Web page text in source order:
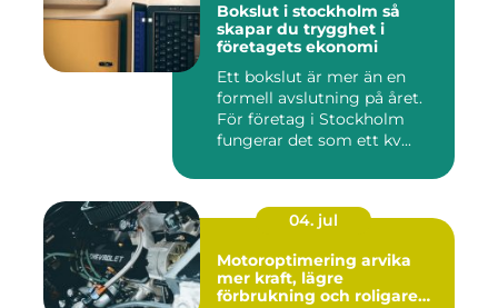
Bokslut i stockholm så
skapar du trygghet i
företagets ekonomi
Ett bokslut är mer än en
formell avslutning på året.
För företag i Stockholm
fungerar det som ett kv...
04. jul
Motoroptimering arvika
mer kraft, lägre
förbrukning och roligare